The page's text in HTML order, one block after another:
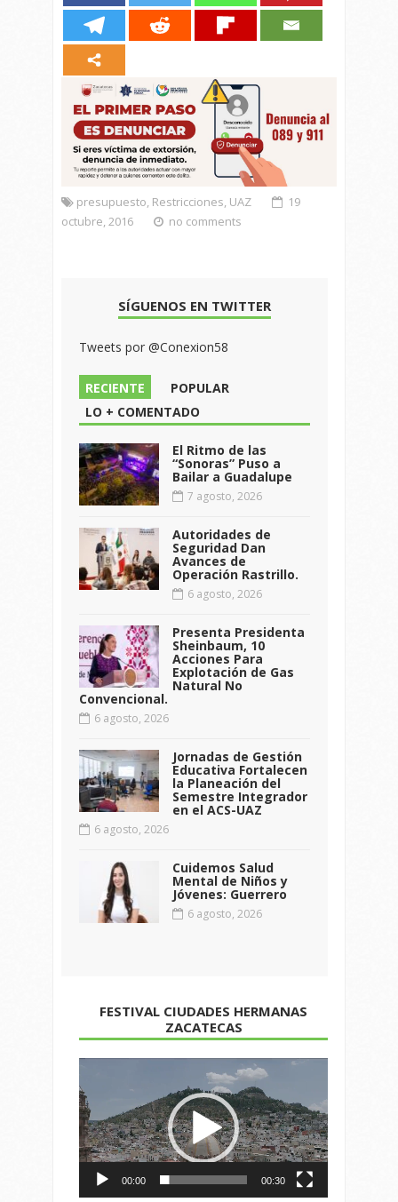
presupuesto, Restricciones, UAZ
19
octubre, 2016
no comments
SÍGUENOS EN TWITTER
Tweets por @Conexion58
RECIENTE
POPULAR
LO + COMENTADO
El Ritmo de las
“Sonoras” Puso a
Bailar a Guadalupe
7 agosto, 2026
Autoridades de
Seguridad Dan
Avances de
Operación Rastrillo.
6 agosto, 2026
Presenta Presidenta
Sheinbaum, 10
Acciones Para
Explotación de Gas
Natural No
Convencional.
6 agosto, 2026
Jornadas de Gestión
Educativa Fortalecen
la Planeación del
Semestre Integrador
en el ACS-UAZ
6 agosto, 2026
Cuidemos Salud
Mental de Niños y
Jóvenes: Guerrero
6 agosto, 2026
FESTIVAL CIUDADES HERMANAS
ZACATECAS
de
vídeo
00:00 00:30